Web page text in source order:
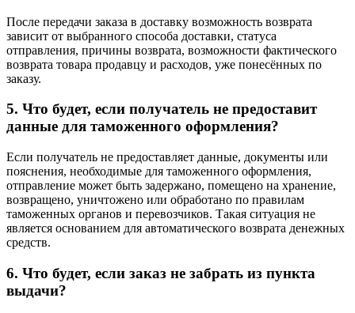
После передачи заказа в доставку возможность возврата
зависит от выбранного способа доставки, статуса
отправления, причины возврата, возможности фактического
возврата товара продавцу и расходов, уже понесённых по
заказу.
5. Что будет, если получатель не предоставит
данные для таможенного оформления?
Если получатель не предоставляет данные, документы или
пояснения, необходимые для таможенного оформления,
отправление может быть задержано, помещено на хранение,
возвращено, уничтожено или обработано по правилам
таможенных органов и перевозчиков. Такая ситуация не
является основанием для автоматического возврата денежных
средств.
6. Что будет, если заказ не забрать из пункта
выдачи?